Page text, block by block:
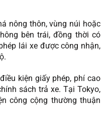
nông thôn, vùng núi hoặc
bên trái, đồng thời có
lái xe được công nhận,
kiện giấy phép, phí cao
sách trả xe. Tại Tokyo,
công cộng thường thuận